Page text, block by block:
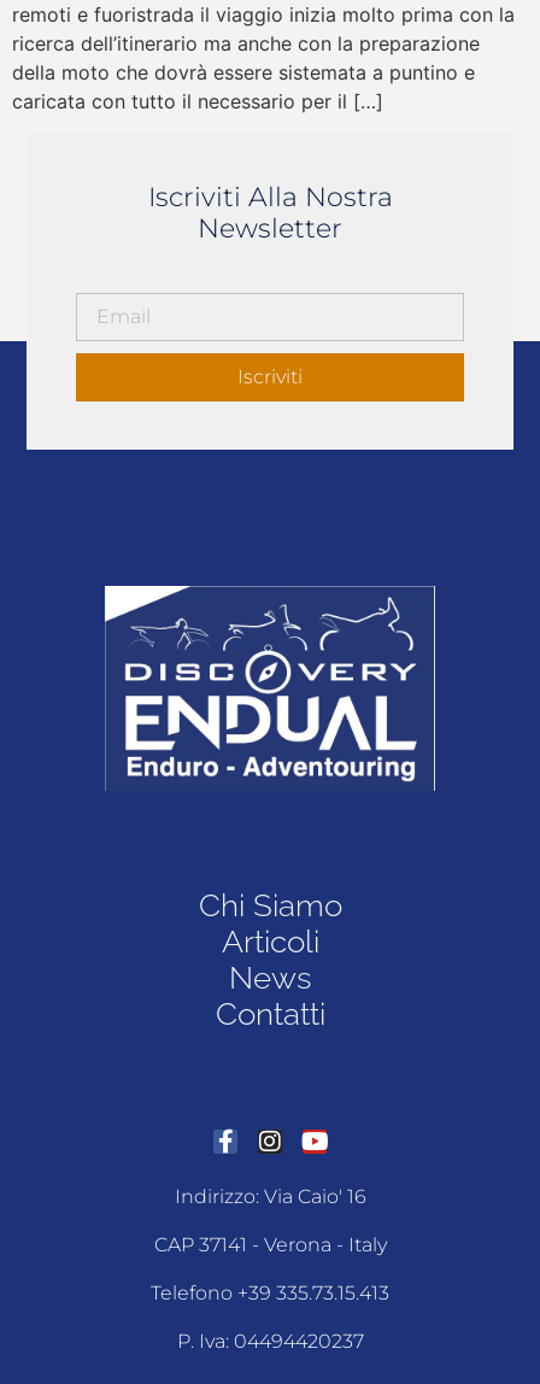
remoti e fuoristrada il viaggio inizia molto prima con la
ricerca dell’itinerario ma anche con la preparazione
della moto che dovrà essere sistemata a puntino e
caricata con tutto il necessario per il […]
Iscriviti Alla Nostra
Newsletter
Iscriviti
Chi Siamo
Articoli
News
Contatti
Indirizzo: Via Caio' 16
CAP 37141 - Verona - Italy
Telefono +39 335.73.15.413
P. Iva: 04494420237